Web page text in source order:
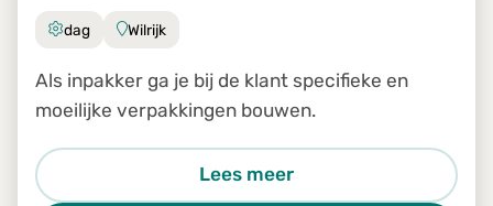
dag Wilrijk
Als inpakker ga je bij de klant specifieke en
moeilijke verpakkingen bouwen.
Lees meer